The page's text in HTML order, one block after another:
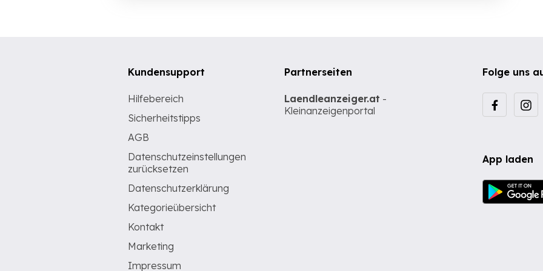
Folge uns
App laden
Kundensupport
Hilfebereich
Sicherheitstipps
AGB
Datenschutzeinstellungen
zurücksetzen
Datenschutzerklärung
Kategorieübersicht
Kontakt
Marketing
Impressum
Partnerseiten
Laendleanzeiger.at -
Kleinanzeigenportal